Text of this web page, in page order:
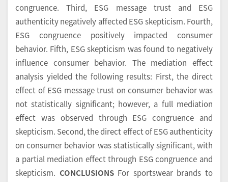
congruence. Third, ESG message trust and ESG
authenticity negatively affected ESG skepticism. Fourth,
ESG congruence positively impacted consumer
behavior. Fifth, ESG skepticism was found to negatively
influence consumer behavior. The mediation effect
analysis yielded the following results: First, the direct
effect of ESG message trust on consumer behavior was
not statistically significant; however, a full mediation
effect was observed through ESG congruence and
skepticism. Second, the direct effect of ESG authenticity
on consumer behavior was statistically significant, with
a partial mediation effect through ESG congruence and
skepticism. CONCLUSIONSFor sportswear brands to